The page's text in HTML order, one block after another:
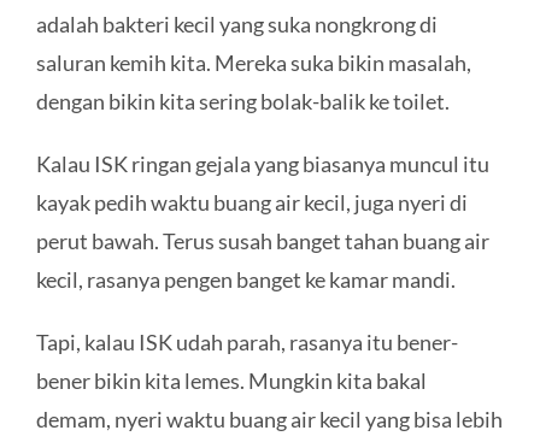
adalah bakteri kecil yang suka nongkrong di
saluran kemih kita. Mereka suka bikin masalah,
dengan bikin kita sering bolak-balik ke toilet.
Kalau ISK ringan gejala yang biasanya muncul itu
kayak pedih waktu buang air kecil, juga nyeri di
perut bawah. Terus susah banget tahan buang air
kecil, rasanya pengen banget ke kamar mandi.
Tapi, kalau ISK udah parah, rasanya itu bener-
bener bikin kita lemes. Mungkin kita bakal
demam, nyeri waktu buang air kecil yang bisa lebih